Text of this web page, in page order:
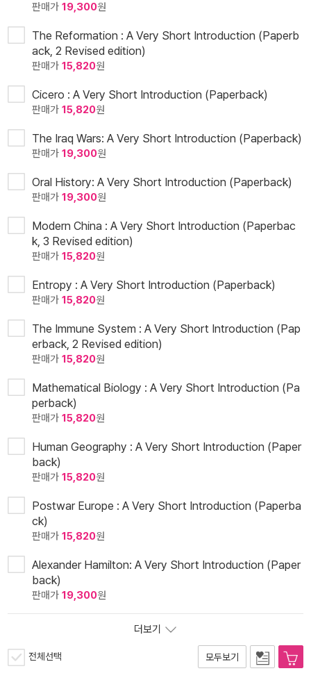
판매가 19,300원
The Reformation : A Very Short Introduction (Paperb
ack, 2 Revised edition)
판매가 15,820원
Cicero : A Very Short Introduction (Paperback)
판매가 15,820원
The Iraq Wars: A Very Short Introduction (Paperback)
판매가 19,300원
Oral History: A Very Short Introduction (Paperback)
판매가 19,300원
Modern China : A Very Short Introduction (Paperbac
k, 3 Revised edition)
판매가 15,820원
Entropy : A Very Short Introduction (Paperback)
판매가 15,820원
The Immune System : A Very Short Introduction (Pap
erback, 2 Revised edition)
판매가 15,820원
Mathematical Biology : A Very Short Introduction (Pa
perback)
판매가 15,820원
Human Geography : A Very Short Introduction (Paper
back)
판매가 15,820원
Postwar Europe : A Very Short Introduction (Paperba
ck)
판매가 15,820원
Alexander Hamilton: A Very Short Introduction (Paper
back)
판매가 19,300원
더보기
전체선택 모두보기